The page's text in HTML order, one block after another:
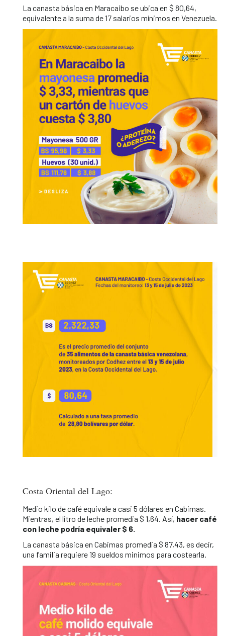
La canasta básica en Maracaibo se ubica en $ 80,64,
equivalente a la suma de 17 salarios mínimos en Venezuela.
Costa Oriental del Lago:
Medio kilo de café equivale a casi 5 dólares en Cabimas.
Mientras, el litro de leche promedia $ 1,64. Así, hacer café
con leche podría equivaler $ 6.
La canasta básica en Cabimas promedia $ 87,43, es decir,
una familia requiere 19 sueldos minimos para costearla.